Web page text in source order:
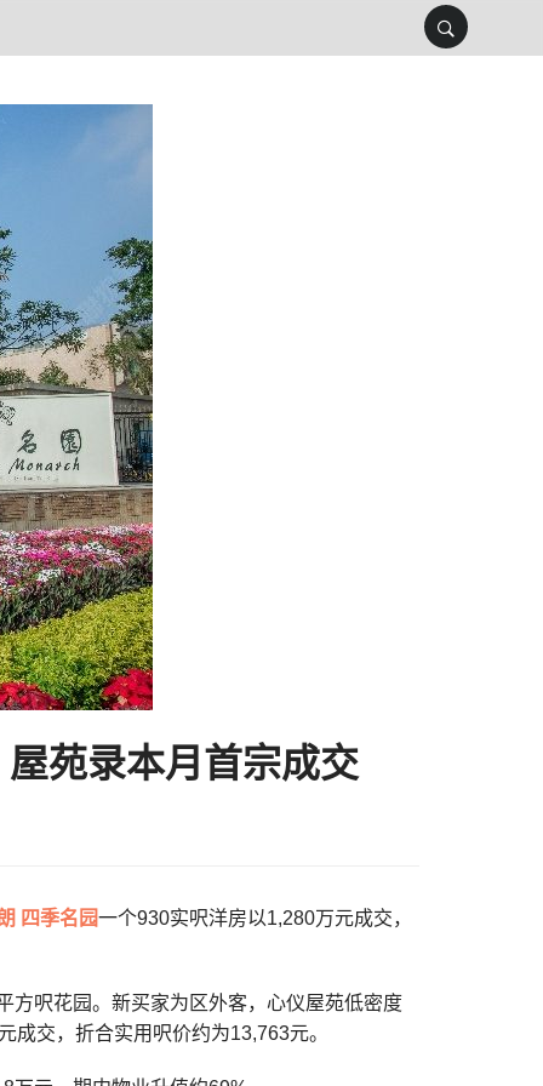
苑录本月首宗成交
四季名园一个930实呎洋房以1,280万元成交，
方呎花园。新买家为区外客，心仪屋苑低密度
交，折合实用呎价约为13,763元。